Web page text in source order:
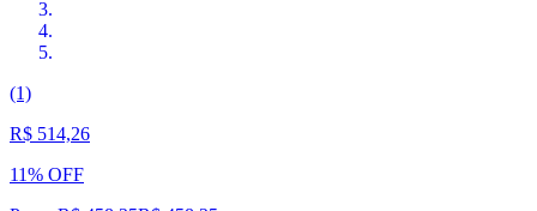
(1)
R$ 514,26
11% OFF